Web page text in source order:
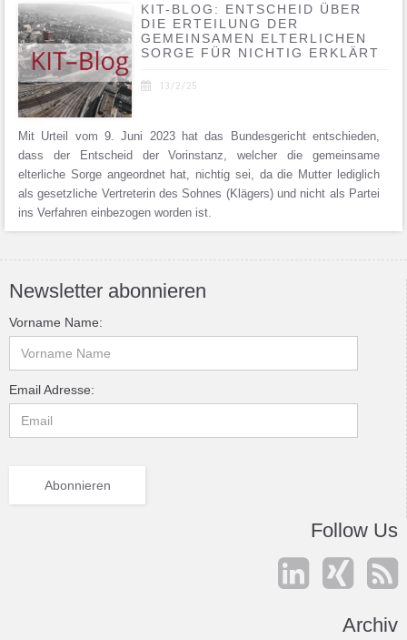
KIT-BLOG: ENTSCHEID ÜBER
DIE ERTEILUNG DER
GEMEINSAMEN ELTERLICHEN
SORGE FÜR NICHTIG ERKLÄRT
 13/2/25
Mit Urteil vom 9. Juni 2023 hat das Bundesgericht entschieden,
dass der Entscheid der Vorinstanz, welcher die gemeinsame
elterliche Sorge angeordnet hat, nichtig sei, da die Mutter lediglich
als gesetzliche Vertreterin des Sohnes (Klägers) und nicht als Partei
ins Verfahren einbezogen worden ist.
Newsletter abonnieren
Vorname Name:
Email Adresse:
Follow Us
  
Archiv